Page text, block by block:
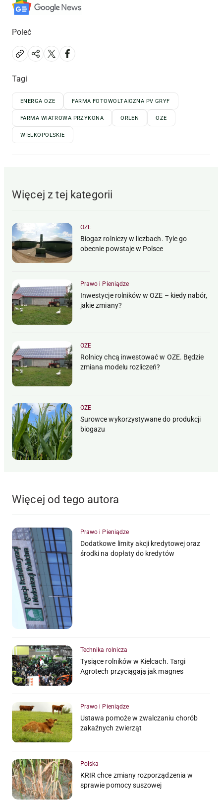
Poleć
Tagi
ENERGA OZE FARMA FOTOWOLTAICZNA PV GRYF
FARMA WIATROWA PRZYKONA ORLEN OZE
WIELKOPOLSKIE
Więcej z tej kategorii
OZE
Biogaz rolniczy w liczbach. Tyle go
obecnie powstaje w Polsce
Prawo i Pieniądze
Inwestycje rolników w OZE – kiedy nabór,
jakie zmiany?
OZE
Rolnicy chcą inwestować w OZE. Będzie
zmiana modelu rozliczeń?
OZE
Surowce wykorzystywane do produkcji
biogazu
Więcej od tego autora
Prawo i Pieniądze
Dodatkowe limity akcji kredytowej oraz
środki na dopłaty do kredytów
Technika rolnicza
Tysiące rolników w Kielcach. Targi
Agrotech przyciągają jak magnes
Prawo i Pieniądze
Ustawa pomoże w zwalczaniu chorób
zakaźnych zwierząt
Polska
KRIR chce zmiany rozporządzenia w
sprawie pomocy suszowej